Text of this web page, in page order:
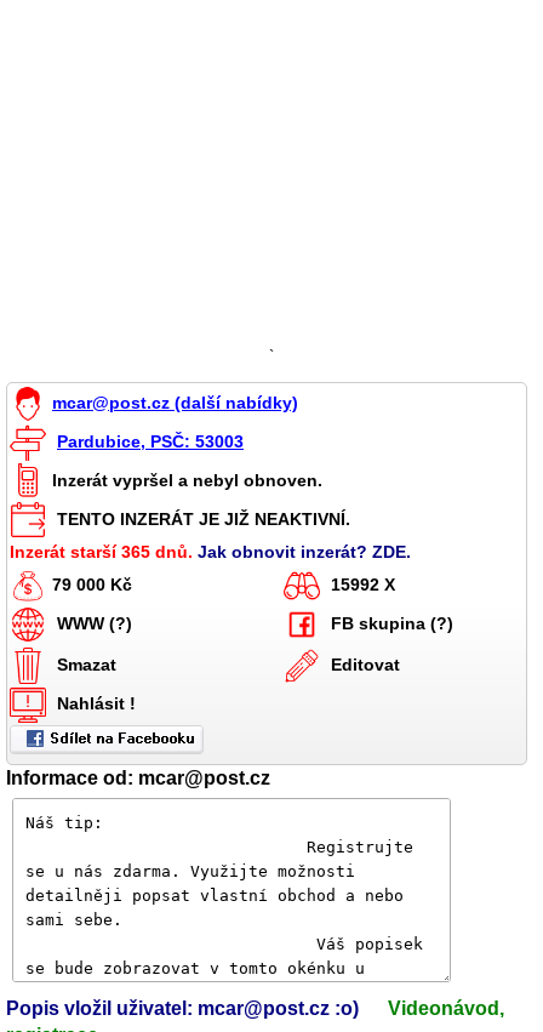
`
mcar@post.cz (další nabídky)
Pardubice, PSČ: 53003
Inzerát vypršel a nebyl obnoven.
TENTO INZERÁT JE JIŽ NEAKTIVNÍ.
Inzerát starší 365 dnů. Jak obnovit inzerát? ZDE.
79 000 Kč
15992 X
WWW (?)
FB skupina (?)
Smazat
Editovat
Nahlásit !
Informace od: mcar@post.cz
Popis vložil uživatel: mcar@post.cz :o)
Videonávod,